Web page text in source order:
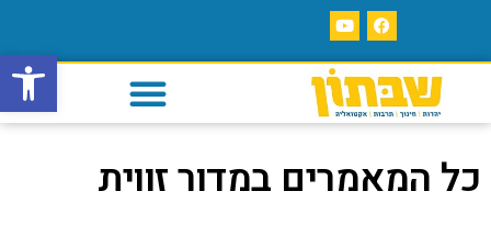
פתח
כל המאמרים במדור זווית